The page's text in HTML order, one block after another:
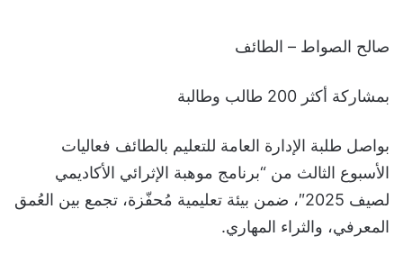
صالح الصواط – الطائف
بمشاركة أكثر 200 طالب وطالبة
بواصل طلبة الإدارة العامة للتعليم بالطائف فعاليات
الأسبوع الثالث من “برنامج موهبة الإثرائي الأكاديمي
لصيف 2025″، ضمن بيئة تعليمية مُحفّزة، تجمع بين العُمق
المعرفي، والثراء المهاري.